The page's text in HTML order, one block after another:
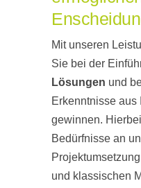
Mit unseren
Sie bei der
Lösungen und
Erkenntnisse aus
gewinnen.
Bedürfnisse an
und klassischen